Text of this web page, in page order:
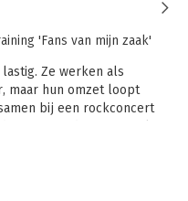
'Fans van mijn zaak'
Ze werken als
maar hun omzet loopt
bij een rockconcert